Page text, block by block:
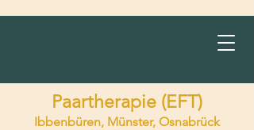
Paartherapie (EFT)
Ibbenbüren, Münster, Osnabrück